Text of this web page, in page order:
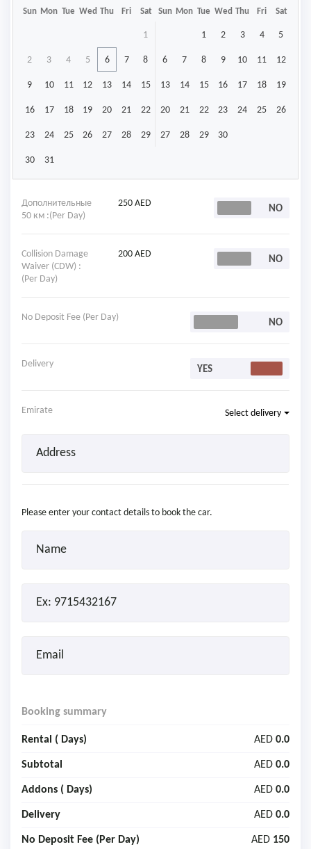
Sun Mon Tue Wed Thu Fri Sat Sun Mon Tue Wed Thu Fri Sat
1
2 3 4 5 6 7 8
9 10 11 12 13 14 15
16 17 18 19 20 21 22
23 24 25 26 27 28 29
30 31
1 2 3 4 5
6 7 8 9 10 11 12
13 14 15 16 17 18 19
20 21 22 23 24 25 26
27 28 29 30
Дополнительные
50 км :(Per Day)
250 AED
Collision Damage
Waiver (CDW) :
(Per Day)
200 AED
No Deposit Fee (Per Day)
Delivery
Emirate Select delivery
Please enter your contact details to book the car.
Booking summary
Rental ( Days) AED 0.0
Subtotal AED 0.0
Addons ( Days) AED 0.0
Delivery AED 0.0
No Deposit Fee (Per Day) AED 150